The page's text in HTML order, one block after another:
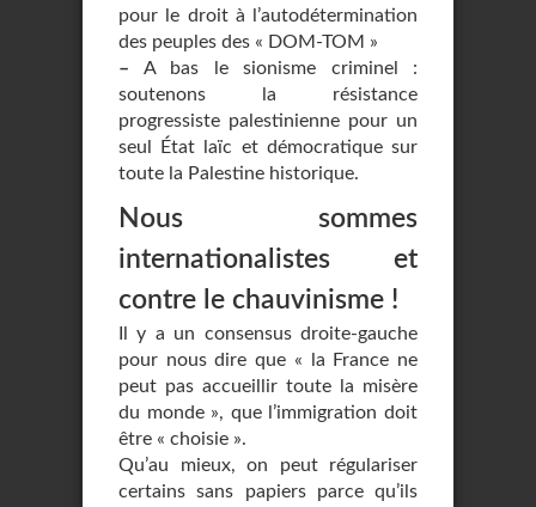
pour le droit à l’autodétermination
des peuples des « DOM-TOM »
– A bas le sionisme criminel :
soutenons la résistance
progressiste palestinienne pour un
seul État laïc et démocratique sur
toute la Palestine historique.
Nous sommes
internationalistes et
contre le chauvinisme !
Il y a un consensus droite-gauche
pour nous dire que « la France ne
peut pas accueillir toute la misère
du monde », que l’immigration doit
être « choisie ».
Qu’au mieux, on peut régulariser
certains sans papiers parce qu’ils